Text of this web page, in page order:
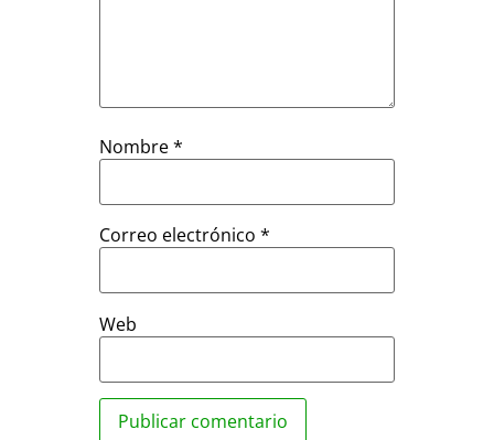
Nombre*
Correo electrónico *
Web